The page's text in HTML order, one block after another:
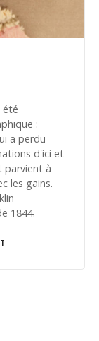
été
:
a perdu
d'ici et
parvient à
les gains.
1844.